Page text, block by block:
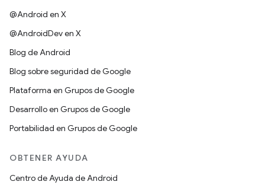
@Android en X
@AndroidDev en X
Blog de Android
Blog sobre seguridad de Google
Plataforma en Grupos de Google
Desarrollo en Grupos de Google
Portabilidad en Grupos de Google
OBTENER AYUDA
Centro de Ayuda de Android